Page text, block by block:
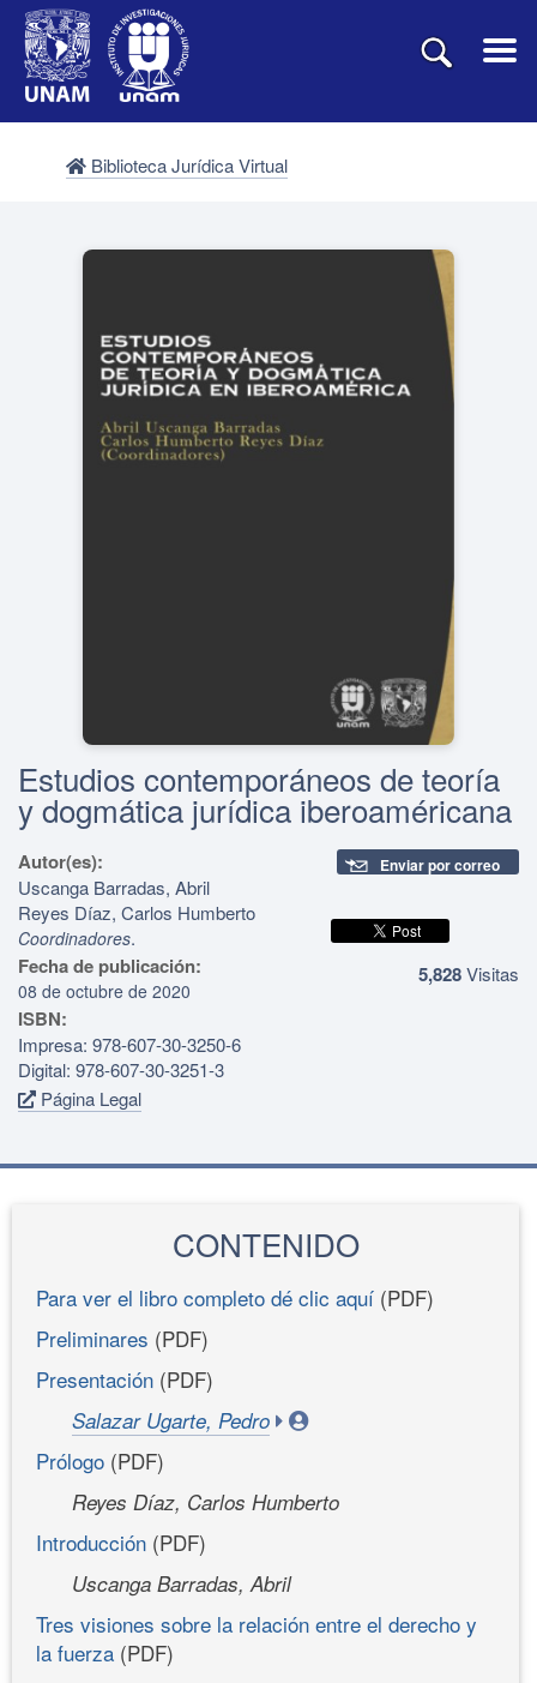
Biblioteca Jurídica Virtual
Estudios contemporáneos de teoría
y dogmática jurídica iberoaméricana
Autor(es):
Uscanga Barradas, Abril
Reyes Díaz, Carlos Humberto
Coordinadores.
Fecha de publicación:
08 de octubre de 2020
ISBN:
Impresa: 978-607-30-3250-6
Digital: 978-607-30-3251-3
Página Legal
Enviar por correo
5,828Visitas
CONTENIDO
Para ver el libro completo dé clic aquí (PDF)
Preliminares (PDF)
Presentación (PDF)
Salazar Ugarte, Pedro
Prólogo (PDF)
Reyes Díaz, Carlos Humberto
Introducción (PDF)
Uscanga Barradas, Abril
Tres visiones sobre la relación entre el derecho y
la fuerza (PDF)